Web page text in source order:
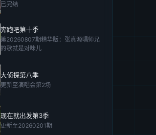
已完结
奔跑吧第十季
第20260807期精华版：张真源唱师兄
的歌就是对味儿
大侦探第八季
更新至演唱会第2场
现在就出发第3季
更新至20260201期